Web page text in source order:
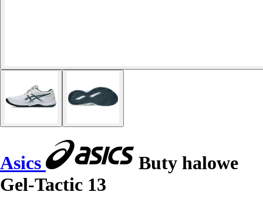
Asics
Buty halowe
Gel-Tactic 13